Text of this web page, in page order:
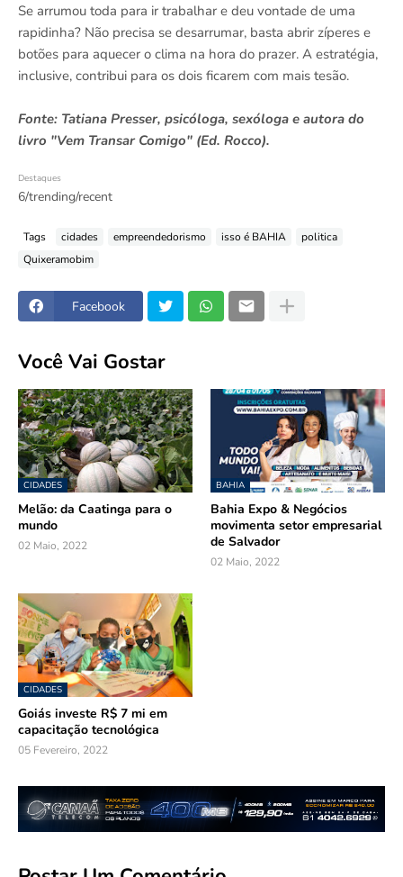
Se arrumou toda para ir trabalhar e deu vontade de uma
rapidinha? Não precisa se desarrumar, basta abrir zíperes e
botões para aquecer o clima na hora do prazer. A estratégia,
inclusive, contribui para os dois ficarem com mais tesão.
Fonte: Tatiana Presser, psicóloga, sexóloga e autora do
livro "Vem Transar Comigo" (Ed. Rocco).
Destaques
6/trending/recent
Tags cidades empreendedorismo isso é BAHIA
politica
Quixeramobim
Facebook
Você Vai Gostar
CIDADES
Melão: da Caatinga para o
mundo
02 Maio, 2022
BAHIA
Bahia Expo & Negócios
movimenta setor empresarial
de Salvador
02 Maio, 2022
CIDADES
Goiás investe R$ 7 mi em
capacitação tecnológica
05 Fevereiro, 2022